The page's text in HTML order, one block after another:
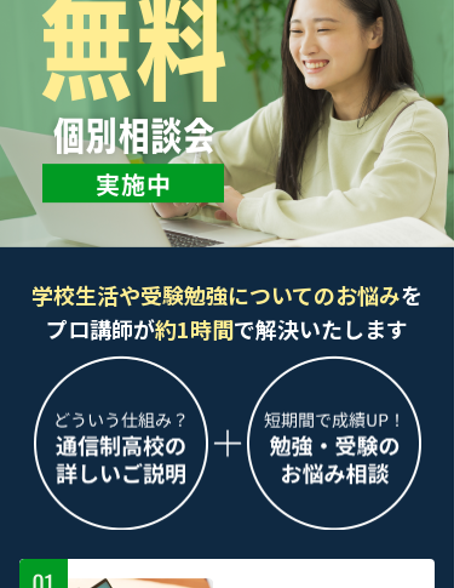
学校生活や受験勉強についてのお悩みを
プロ講師が約1時間で解決いたします